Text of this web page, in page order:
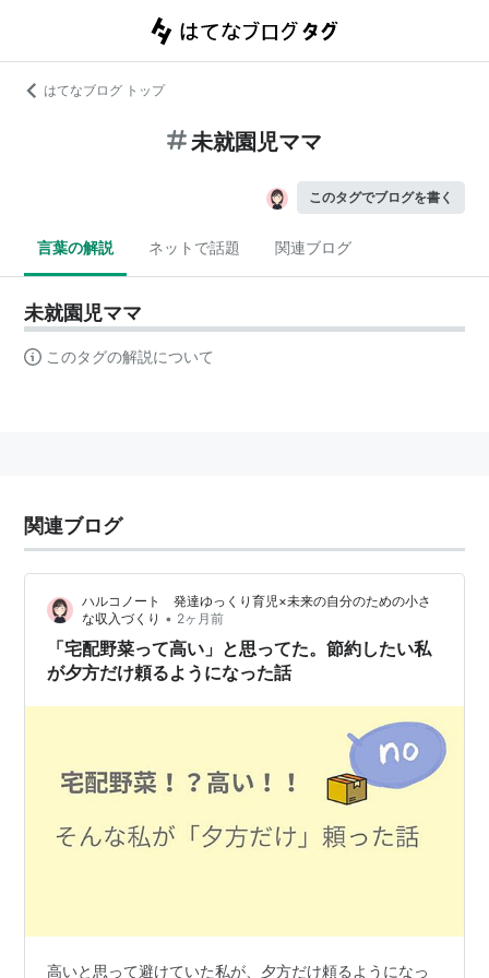
はてなブログ トップ
未就園児ママ
このタグでブログを書く
言葉の解説 ネットで話題 関連ブログ
未就園児ママ
このタグの解説について
関連ブログ
ハルコノート 発達ゆっくり育児×未来の自分のための小さ
な収入づくり • 2ヶ月前
「宅配野菜って高い」と思ってた。節約したい私
が夕方だけ頼るようになった話
高いと思って避けていた私が、夕方だけ頼るようになっ